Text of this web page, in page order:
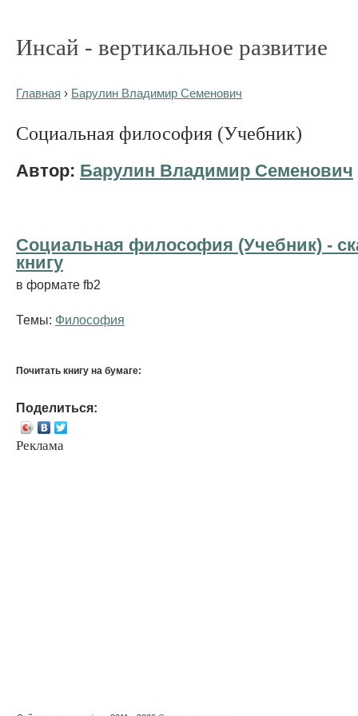
Инсай - вертикальное развитие
Главная › Барулин Владимир Семенович
Социальная философия (Учебник)
Автор: Барулин Владимир Семенович
Социальная философия (Учебник) -
книгу
в формате fb2
Темы: Философия
Почитать книгу на бумаге:
Поделиться:
Реклама